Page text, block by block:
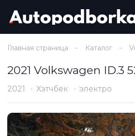
Главная страница Каталог
2021 Volkswagen ID.3
2021 Хэтчбек электро